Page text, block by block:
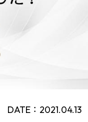
DATE：2021.04.13